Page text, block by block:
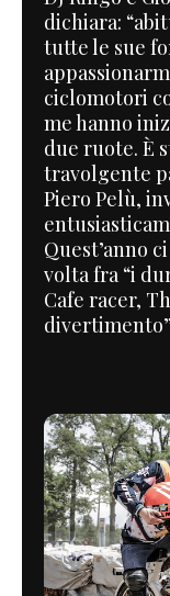
dichiara:
tutte le sue
ciclomotori
me hanno
due ruote. È
travolgente
Piero Pelù,
Quest’anno
volta fra “i
Cafe racer,